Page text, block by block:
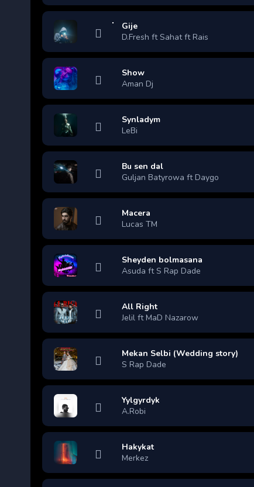
Gije
D.Fresh ft Sahat ft Rais
Show
Aman Dj
Synladym
LeBi
Bu sen dal
Guljan Batyrowa ft Daygo
Macera
Lucas TM
Sheyden bolmasana
Asuda ft S Rap Dade
All Right
Jelil ft MaD Nazarow
Mekan Selbi (Wedding story)
S Rap Dade
Yylgyrdyk
A.Robi
Hakykat
Merkez